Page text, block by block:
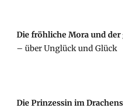
Die fröhliche Mora und
– über Unglück und Glück
Die Prinzessin im